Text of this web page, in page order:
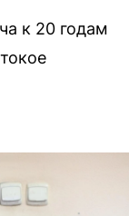
к 20 годам